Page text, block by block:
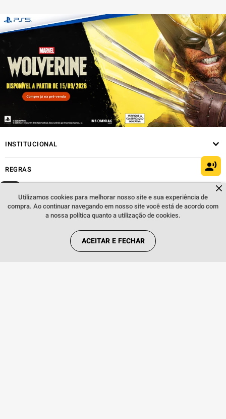
Fale comigo clicando aqui
Utilizamos cookies para melhorar nosso site e sua experiência de
compra. Ao continuar navegando em nosso site você está de acordo com
a nossa política quanto a utilização de cookies.
ACEITAR E FECHAR
INSTITUCIONAL
REGRAS
REDES SOCIAIS